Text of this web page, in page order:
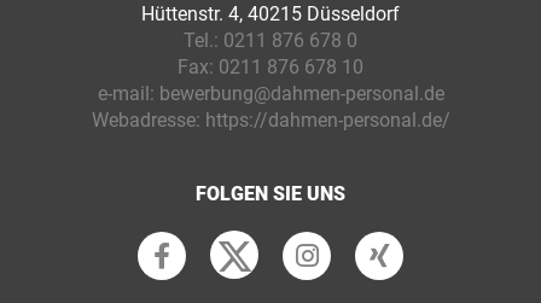
Hüttenstr. 4, 40215 Düsseldorf
Tel.: 0211 876 678 0
Fax: 0211 876 678 10
e-mail: bewerbung@dahmen-personal.de
Webadresse: https://dahmen-personal.de/
FOLGEN SIE UNS